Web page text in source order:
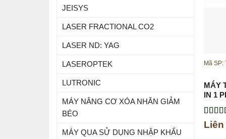
JEISYS
LASER FRACTIONAL CO2
LASER ND: YAG
LASEROPTEK
LUTRONIC
MÁY NÂNG CƠ XÓA NHĂN GIẢM
BÉO
MÁY QUA SỬ DỤNG NHẬP KHẨU
Mã SP:
MÁY
IN 1
Được
hạng
Liên